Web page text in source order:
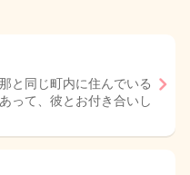
と同じ町内に住んでいる
って、彼とお付き合いし